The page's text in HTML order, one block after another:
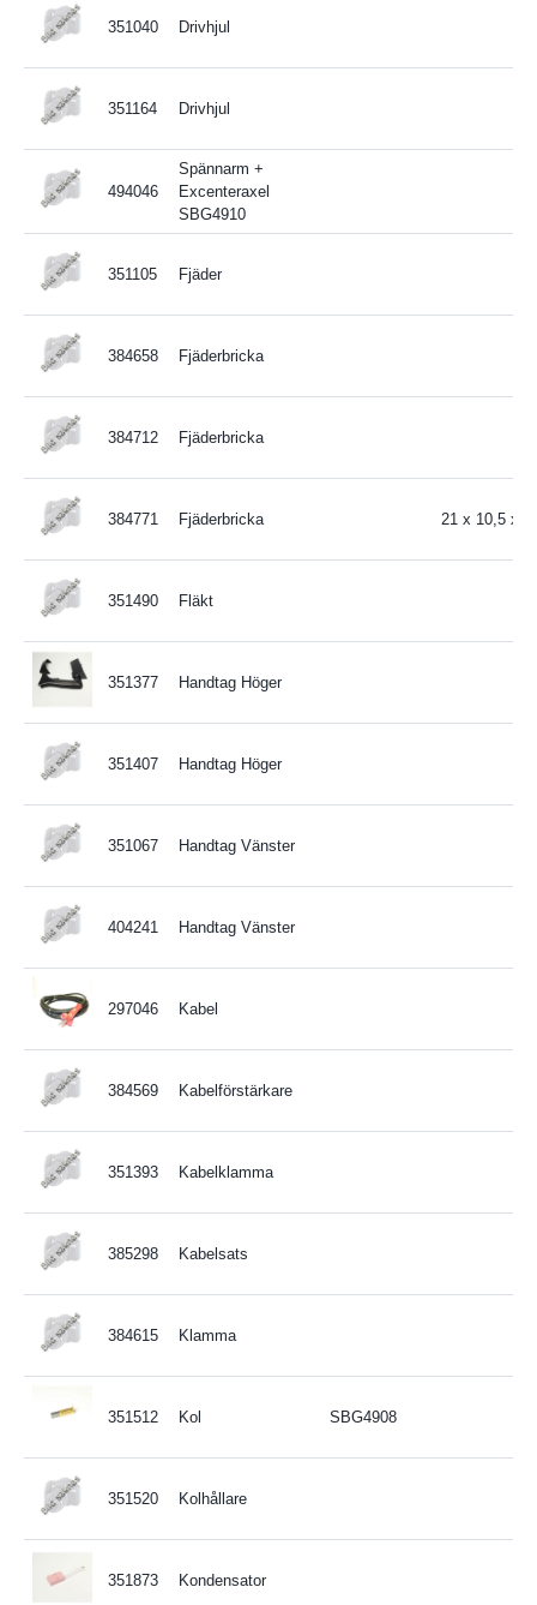
351040 Drivhjul
351164 Drivhjul
494046
Spännarm +
Excenteraxel
SBG4910
351105 Fjäder
384658 Fjäderbricka
384712 Fjäderbricka
384771 Fjäderbricka 21 x 10,5 x 1
351490 Fläkt
351377 Handtag Höger
351407 Handtag Höger
351067 Handtag Vänster
404241 Handtag Vänster
297046 Kabel
384569 Kabelförstärkare
351393 Kabelklamma
385298 Kabelsats
384615 Klamma
351512 Kol SBG4908
351520 Kolhållare
351873 Kondensator